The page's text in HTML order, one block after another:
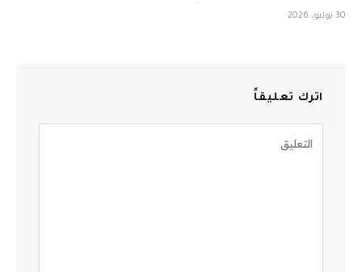
30 يوليو، 2026
اترك تعليقاً